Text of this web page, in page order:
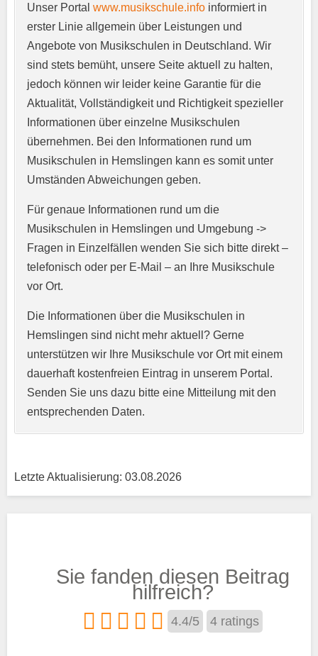
Anschrift
E-Mail-Adresse*
Kurzprofil der Musikschule*
Trägertyp*
Unser Portal www.musikschule.info informiert in
erster Linie allgemein über Leistungen und
Angebote von Musikschulen in Deutschland. Wir
sind stets bemüht, unsere Seite aktuell zu halten,
jedoch können wir leider keine Garantie für die
Aktualität, Vollständigkeit und Richtigkeit spezieller
Informationen über einzelne Musikschulen
übernehmen. Bei den Informationen rund um
Musikschulen in Hemslingen kann es somit unter
Umständen Abweichungen geben.
Für genaue Informationen rund um die
Musikschulen in Hemslingen und Umgebung ->
Fragen in Einzelfällen wenden Sie sich bitte direkt –
telefonisch oder per E-Mail – an Ihre Musikschule
vor Ort.
Die Informationen über die Musikschulen in
Hemslingen sind nicht mehr aktuell? Gerne
unterstützen wir Ihre Musikschule vor Ort mit einem
dauerhaft kostenfreien Eintrag in unserem Portal.
Senden Sie uns dazu bitte eine Mitteilung mit den
entsprechenden Daten.
Letzte Aktualisierung: 03.08.2026
Sie fanden diesen Beitrag
hilfreich?
4.4/5 4 ratings